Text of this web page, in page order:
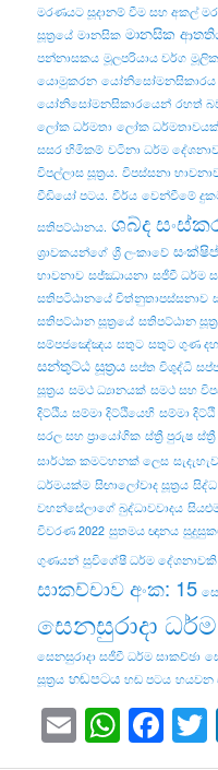
මරණයට සූදානම් වීම සහ අකල්
සූත්‍රයේ මානසික මානසික
පන්නාසකය මූලපරියාය වර්ග මූලික
යොමුකරන යෝනිසෝමනසිකාරය
යෝනිසෝමනසිකාරයෙන් රහත්
ලෝක ධර්මතා ලෝක
සසර හිමිකම් වටිනා ධර්ම
විපල්‌ලාස සූත්‍රය. විපස්සනා
වීඩියෝ පටය. වීර්ය වෙන්වීමේ
සතිපට්ඨානය. ශබ්ද
ශ්‍රාවකයන්ගේ ශ්‍රී ලංකාවේ
භාවනාව සජ්ඣායනා සජීවී ධර්ම
සතිපටිඨානයේ චිත්නුතාපස්සනාව
සතිපට්ඨාන සූත්‍රයේ සතිපට්‌ඨාන
සම්පජඤේඤය සතුට සතුට ගුණ
සන්තුට්ඨ සූත්‍රය සප්ත විශුද්ධි
සූත්‍රය සමථ ධ්‍යානයක් සමථ සහ
දිට්ඨිය සම්මා දිට්ඨියෙහි සම්මා දිට්ඨි
සරල සහ ප්‍රායෝගික ස්ත්‍රී පුරුෂ
සාර්ථක කමටහනක් ලෙස
ධර්මයක්ම සිඟාලෝවාද සූත්‍රය
වහන්සේලාගේ බුද්ධාවවාදය
විවරණ 2022 සුතමය ඥානය
ගුණයන් සුවිශේෂී ධර්ම දේශනාවකි
සාකච්චාව අංක: 15
සෙනසුරාදා
සෙනසුරාදා සජීවී ධර්ම සාකච්ඡා
සූත්‍රය හඬපටය හඬ පටය හයවන
Email